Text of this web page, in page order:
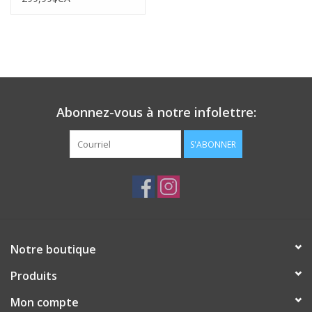
Abonnez-vous à notre infolettre:
S'ABONNER
Notre boutique
Produits
Mon compte